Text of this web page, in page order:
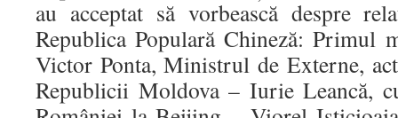
au acceptat să vorbească despre
Republica Populară Chineză: Primul
Victor Ponta, Ministrul de Externe,
Republicii Moldova – Iurie Leancă,